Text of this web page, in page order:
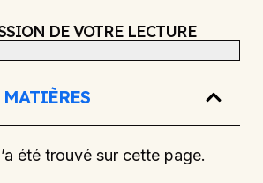
DE VOTRE LECTURE
été trouvé sur cette page.